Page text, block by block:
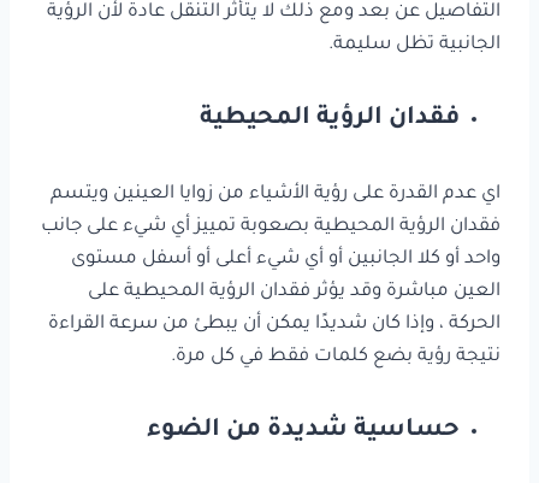
التفاصيل عن بعد ومع ذلك لا يتأثر التنقل عادة لأن الرؤية
الجانبية تظل سليمة.
فقدان الرؤية المحيطية
اي عدم القدرة على رؤية الأشياء من زوايا العينين ويتسم
فقدان الرؤية المحيطية بصعوبة تمييز أي شيء على جانب
واحد أو كلا الجانبين أو أي شيء أعلى أو أسفل مستوى
العين مباشرة وقد يؤثر فقدان الرؤية المحيطية على
الحركة ، وإذا كان شديدًا يمكن أن يبطئ من سرعة القراءة
نتيجة رؤية بضع كلمات فقط في كل مرة.
حساسية شديدة من الضوء